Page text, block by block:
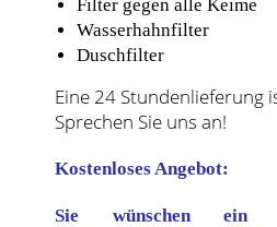
Filter gegen alle Keime
Wasserhahnfilter
Duschfilter
Eine 24 Stundenlieferung
Sprechen Sie uns an!
Kostenloses Angebot:
Sie wünschen ein